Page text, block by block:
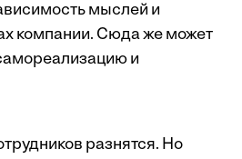
мыслей и
компании. Сюда же может
и
разнятся. Но